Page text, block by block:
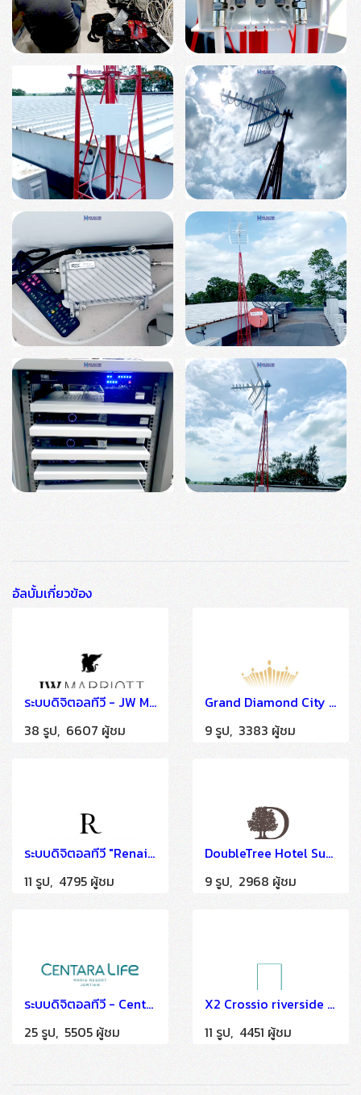
อัลบั้มเกี่ยวข้อง
ระบบดิจิตอลทีวี - JW MARRIOTT
38 รูป, 6607 ผู้ชม
Grand Diamond City Hotel Casino
9 รูป, 3383 ผู้ชม
ระบบดิจิตอลทีวี "Renaissance Bangkok Ratchaprasong Hotel" ติดตั้งโดย HSTN
11 รูป, 4795 ผู้ชม
DoubleTree Hotel Sukhumvit Bangkok
9 รูป, 2968 ผู้ชม
ระบบดิจิตอลทีวี - Centra by Centara Maris Resort Jomtien
25 รูป, 5505 ผู้ชม
X2 Crossio riverside Chiangmai
11 รูป, 4451 ผู้ชม